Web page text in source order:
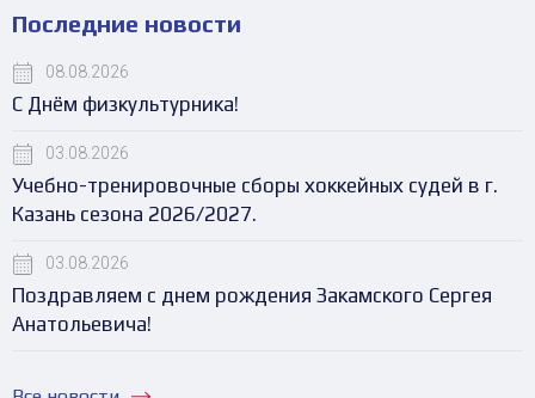
Последние новости
08.08.2026
С Днём физкультурника!
03.08.2026
Учебно-тренировочные сборы хоккейных судей в г.
Казань сезона 2026/2027.
03.08.2026
Поздравляем с днем рождения Закамского Сергея
Анатольевича!